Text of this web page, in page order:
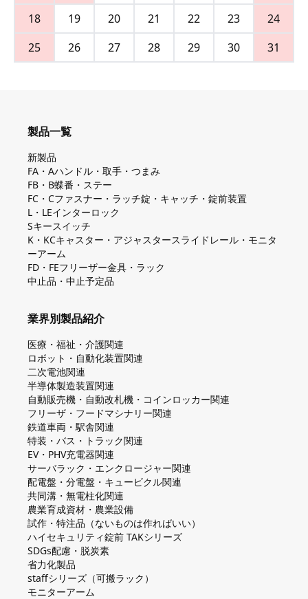
18
19 20 21 22 23
24
25
26 27 28 29 30 31
製品一覧
新製品
FA・Aハンドル・取手・つまみ
FB・B蝶番・ステー
FC・Cファスナー・ラッチ錠・キャッチ・錠前装置
L・LEインターロック
Sキースイッチ
K・KCキャスター・アジャスタースライドレール・モニタ
ーアーム
FD・FEフリーザー金具・ラック
中止品・中止予定品
業界別製品紹介
医療・福祉・介護関連
ロボット・自動化装置関連
二次電池関連
半導体製造装置関連
自動販売機・自動改札機・コインロッカー関連
フリーザ・フードマシナリー関連
鉄道車両・駅舎関連
特装・バス・トラック関連
EV・PHV充電器関連
サーバラック・エンクロージャー関連
配電盤・分電盤・キュービクル関連
共同溝・無電柱化関連
農業育成資材・農業設備
試作・特注品（ないものは作ればいい）
ハイセキュリティ錠前 TAKシリーズ
SDGs配慮・脱炭素
省力化製品
staffシリーズ（可搬ラック）
モニターアーム